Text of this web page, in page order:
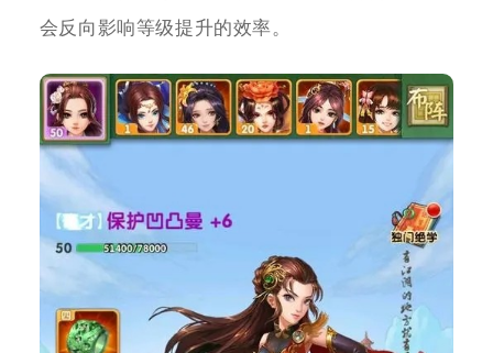
会反向影响等级提升的效率。